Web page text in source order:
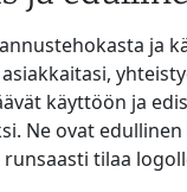
ja
käyttöön ja
Ne ovat
tilaa